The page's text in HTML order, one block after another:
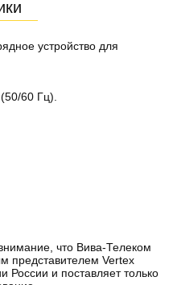
устройство для
60 Гц).
что Вива-Телеком
представителем Vertex
России и поставляет только